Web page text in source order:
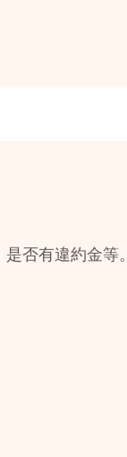
否有違約金等。